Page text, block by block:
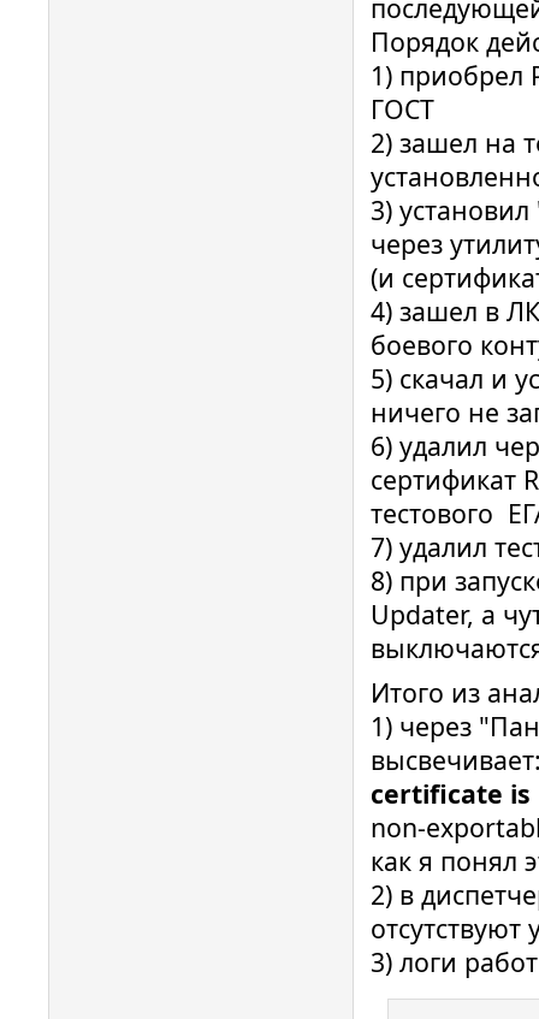
Порядок
1) приобрел
ГОСТ
2) зашел на
3)
через
(и
4) зашел в
боевого
5) скачал и
ничего не
6) удалил
сертификат
тестового
7) удалил
8) при
Updater, а
Итого из
1) через
certificate is
non-
как я понял
2) в
отсутствуют
3) логи